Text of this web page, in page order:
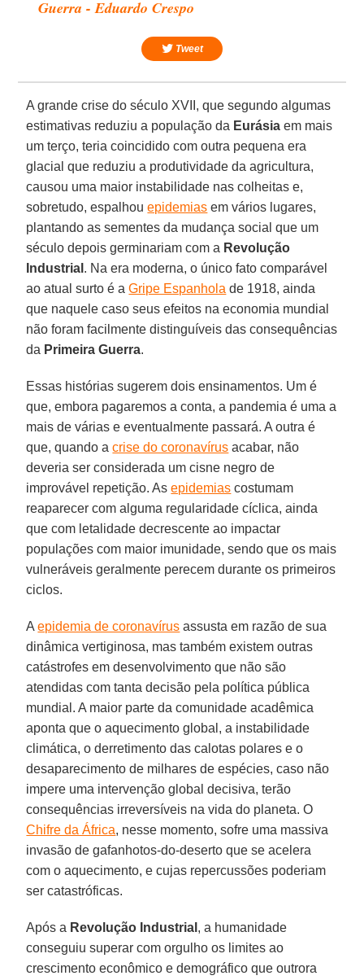
Guerra - Eduardo Crespo
Tweet
A grande crise do século XVII, que segundo algumas
estimativas reduziu a população da Eurásia em mais
um terço, teria coincidido com outra pequena era
glacial que reduziu a produtividade da agricultura,
causou uma maior instabilidade nas colheitas e,
sobretudo, espalhouepidemias em vários lugares,
plantando as sementes da mudança social que um
século depois germinariam com a Revolução
Industrial . Na era moderna, o único fato comparável
ao atual surto é aGripe Espanhola de 1918, ainda
que naquele caso seus efeitos na economia mundial
não foram facilmente distinguíveis das consequências
da Primeira Guerra.
Essas histórias sugerem dois ensinamentos. Um é
que, embora pagaremos a conta, a pandemia é uma a
mais de várias e eventualmente passará. A outra é
que, quando a crise do coronavírus acabar, não
deveria ser considerada um cisne negro de
improvável repetição. Asepidemias costumam
reaparecer com alguma regularidade cíclica, ainda
que com letalidade decrescente ao impactar
populações com maior imunidade, sendo que os mais
vulneráveis geralmente perecem durante os primeiros
ciclos.
Aepidemia de coronavírus assusta em razão de sua
dinâmica vertiginosa, mas também existem outras
catástrofes em desenvolvimento que não são
atendidas com tanta decisão pela política pública
mundial. A maior parte da comunidade acadêmica
aponta que o aquecimento global, a instabilidade
climática, o derretimento das calotas polares e o
desaparecimento de milhares de espécies, caso não
impere uma intervenção global decisiva, terão
consequências irreversíveis na vida do planeta. O
Chifre da África, nesse momento, sofre uma massiva
invasão de gafanhotos-do-deserto que se acelera
com o aquecimento, e cujas repercussões poderiam
ser catastróficas.
Após a Revolução Industrial , a humanidade
conseguiu superar com orgulho os limites ao
crescimento econômico e demográfico que outrora